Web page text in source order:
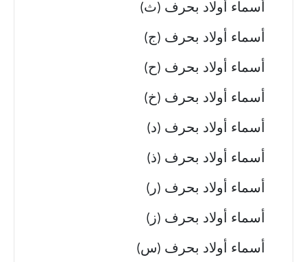
أسماء أولاد بحرف (ث)
أسماء أولاد بحرف (ج)
أسماء أولاد بحرف (ح)
أسماء أولاد بحرف (خ)
أسماء أولاد بحرف (د)
أسماء أولاد بحرف (ذ)
أسماء أولاد بحرف (ر)
أسماء أولاد بحرف (ز)
أسماء أولاد بحرف (س)